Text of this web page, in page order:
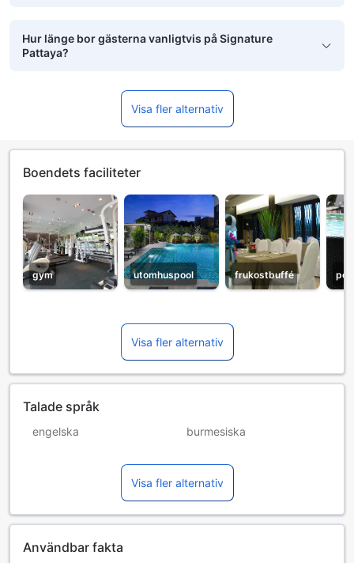
Hur länge bor gästerna vanligtvis på Signature
Pattaya?
Visa fler alternativ
Boendets faciliteter
gym utomhuspool frukostbuffé
Visa fler alternativ
Talade språk
engelska burmesiska
thailändska
Visa fler alternativ
Användbar fakta